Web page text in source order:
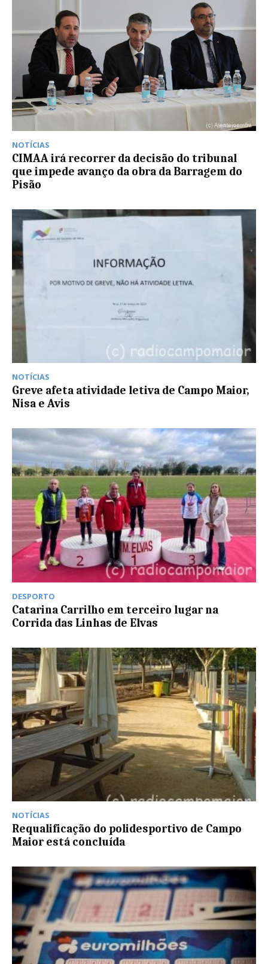
NOTÍCIAS
CIMAA irá recorrer da decisão do tribunal
que impede avanço da obra da Barragem do
Pisão
NOTÍCIAS
Greve afeta atividade letiva de Campo Maior,
Nisa e Avis
DESPORTO
Catarina Carrilho em terceiro lugar na
Corrida das Linhas de Elvas
NOTÍCIAS
Requalificação do polidesportivo de Campo
Maior está concluída